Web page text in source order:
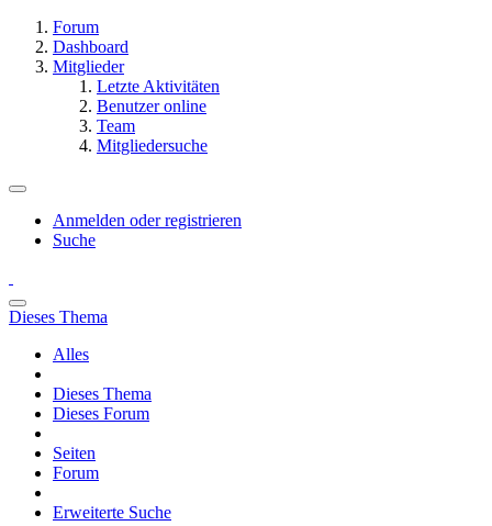
Forum
Dashboard
Mitglieder
Letzte Aktivitäten
Benutzer online
Team
Mitgliedersuche
Anmelden oder registrieren
Suche
Dieses Thema
Alles
Dieses Thema
Dieses Forum
Seiten
Forum
Erweiterte Suche